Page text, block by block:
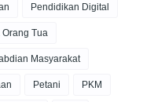
Pendidikan Digital
Tua
Masyarakat
Petani PKM